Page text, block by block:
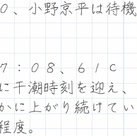
、小野京平は待機
：０８、６１ｃ
干潮時刻を迎え、
に上がり続けてい
度。